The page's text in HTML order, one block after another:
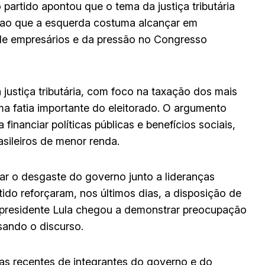
apontou que o tema da justiça tributária
que a esquerda costuma alcançar em
empresários e da pressão no Congresso
tributária, com foco na taxação dos mais
fatia importante do eleitorado. O argumento
políticas públicas e benefícios sociais,
de menor renda.
o desgaste do governo junto a lideranças
reforçaram, nos últimos dias, a disposição de
Lula chegou a demonstrar preocupação
o discurso.
recentes de integrantes do governo e do